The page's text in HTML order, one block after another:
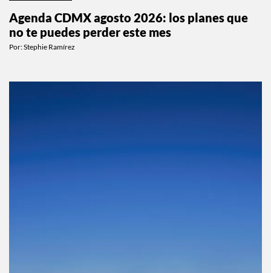
Agenda CDMX agosto 2026: los planes que
no te puedes perder este mes
Por:Stephie Ramírez